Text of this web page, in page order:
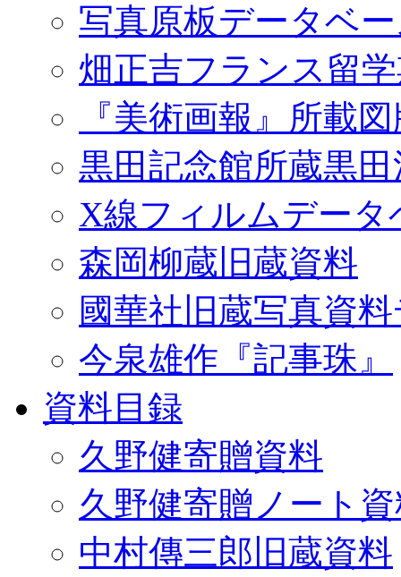
写真原板データベ
畑正吉フランス留
『美術画報』所載
黒田記念館所蔵黒
X線フィルムデータ
森岡柳蔵旧蔵資料
國華社旧蔵写真資
今泉雄作『記事珠』
資料目録
久野健寄贈資料
久野健寄贈ノート
中村傳三郎旧蔵資料